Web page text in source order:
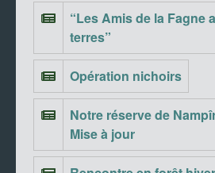
“Les Amis de la Fagne
terres”
Opération nichoirs
Notre réserve de
Mise à jour